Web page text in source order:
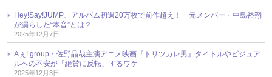
Hey!Say!JUMP、アルバム初週20万枚で前作超え！ 元メンバー・中島裕翔
が漏らした“本音”とは？
2025年12月7日
Aぇ! group・佐野晶哉主演アニメ映画『トリツカレ男』タイトルやビジュア
ルへの不安が「絶賛に反転」するワケ
2025年12月3日